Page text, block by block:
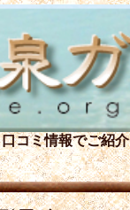
コミ情報でご紹介